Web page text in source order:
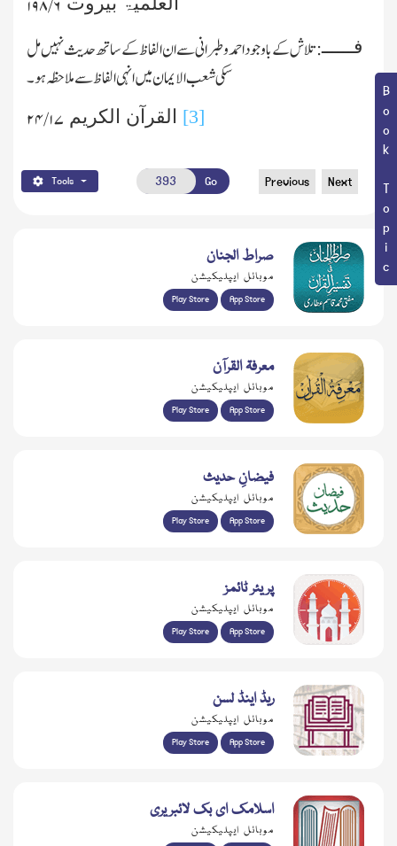
Book Topic
۶ /۱۹۸
فــــــ:تلاش کے باوجود احمدوطبرانی سے ان الفاظ کے ساتھ حدیث نہیں مل
سکی شعب الایمان میں انہی الفاظ سے ملاحظہ ہو۔
[3] القرآن الکریم ۲۴/۱۷
Tools Go Previous Next
صراط الجنان
موبائل ایپلیکیشن
Play Store App Store
معرفۃ القرآن
موبائل ایپلیکیشن
Play Store App Store
فیضانِ حدیث
موبائل ایپلیکیشن
Play Store App Store
پریئر ٹائمز
موبائل ایپلیکیشن
Play Store App Store
ریڈ اینڈ لسن
موبائل ایپلیکیشن
Play Store App Store
اسلامک ای بک لائبریری
موبائل ایپلیکیشن